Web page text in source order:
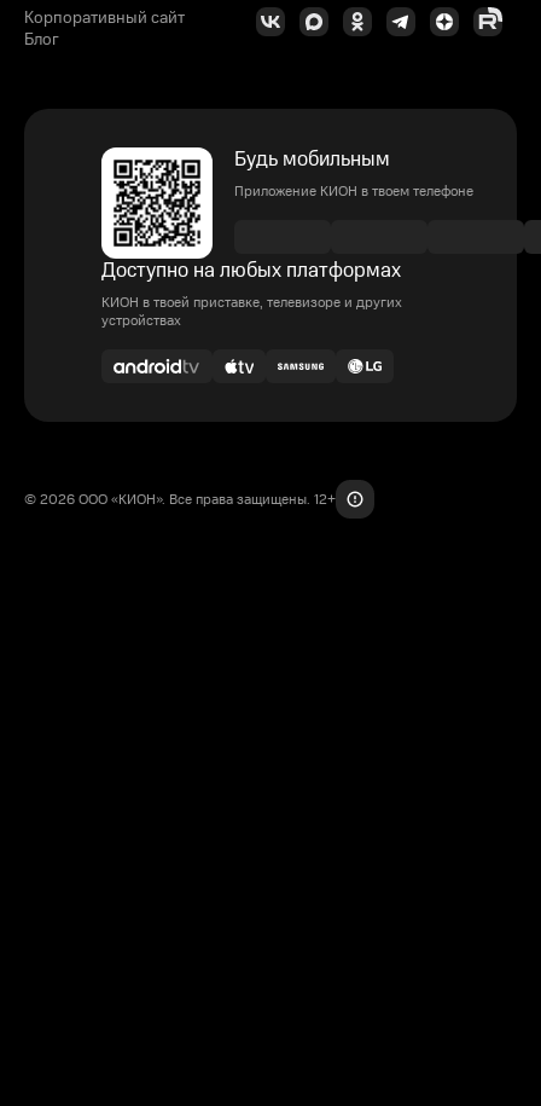
Корпоративный сайт
Блог
Будь мобильным
Приложение КИОН в твоем телефоне
Доступно на любых платформах
КИОН в твоей приставке, телевизоре и других
устройствах
© 2026 ООО «КИОН». Все права защищены. 12+